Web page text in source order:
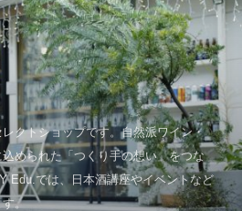
クトショップです。自然派ワイン・
められた「つくり手の想い」をつな
Edu.では、日本酒講座やイベントなど
す。